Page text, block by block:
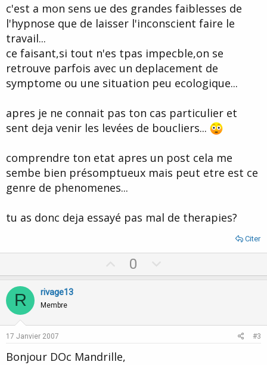
c'est a mon sens ue des grandes faiblesses de
l'hypnose que de laisser l'inconscient faire le
travail...
ce faisant,si tout n'es tpas impecble,on se
retrouve parfois avec un deplacement de
symptome ou une situation peu ecologique...
apres je ne connait pas ton cas particulier et
sent deja venir les levées de boucliers...
comprendre ton etat apres un post cela me
sembe bien présomptueux mais peut etre est ce
genre de phenomenes...
tu as donc deja essayé pas mal de therapies?
Citer
p
t
0
o
v
R rivage13
Membre
17 Janvier 2007 #3
Bonjour DOc Mandrille,